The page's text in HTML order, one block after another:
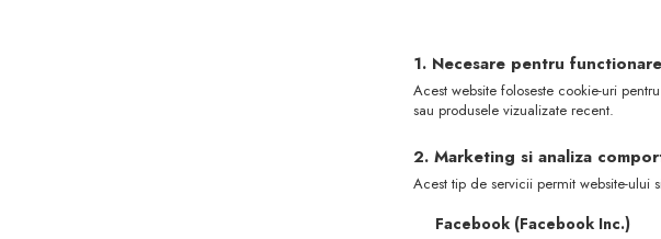
1. Necesare pentru
Acest website foloseste cookie-uri
sau produsele vizualizate recent.
2. Marketing si analiza
Acest tip de servicii permit website-ului
Facebook (Facebook Inc.)